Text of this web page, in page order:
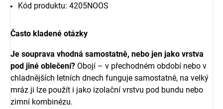
Kód produktu: 4205NOOS
Často kladené otázky
Je souprava vhodná samostatně, nebo jen jako vrstva
pod jiné oblečení? Obojí – v přechodném období nebo v
chladnějších letních dnech funguje samostatně, na velký
mráz ji lze použít i jako izolační vrstvu pod bundu nebo
zimní kombinézu.